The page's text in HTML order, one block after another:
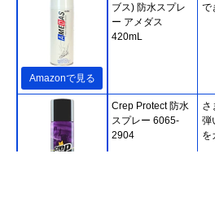
Amazonで見る
ブス) 防水スプレ
ー アメダス
420mL
で
Crep Protect 防水
スプレー 6065-
2904
さ
弾
を